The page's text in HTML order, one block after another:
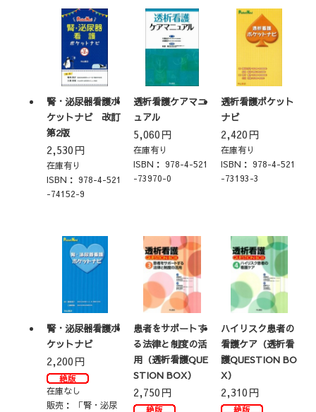
腎・泌尿器看護ポ
ケットナビ 改訂
第2版
2,530円
在庫有り
ISBN： 978-4-521
-74152-9
透析看護ケアマニ
ュアル
5,060円
在庫有り
ISBN： 978-4-521
-73970-0
透析看護ポケット
ナビ
2,420円
在庫有り
ISBN： 978-4-521
-73193-3
腎・泌尿器看護ポ
ケットナビ
2,200円
在庫なし
販売：
「腎・泌尿
患者をサポートす
る法律と制度の活
用（透析看護QUE
STION BOX）
2,750円
ハイリスク患者の
看護ケア（透析看
護QUESTION BO
X）
2,310円